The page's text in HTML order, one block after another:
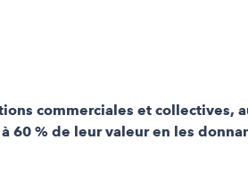
commerciales et collectives,
% de leur valeur en les